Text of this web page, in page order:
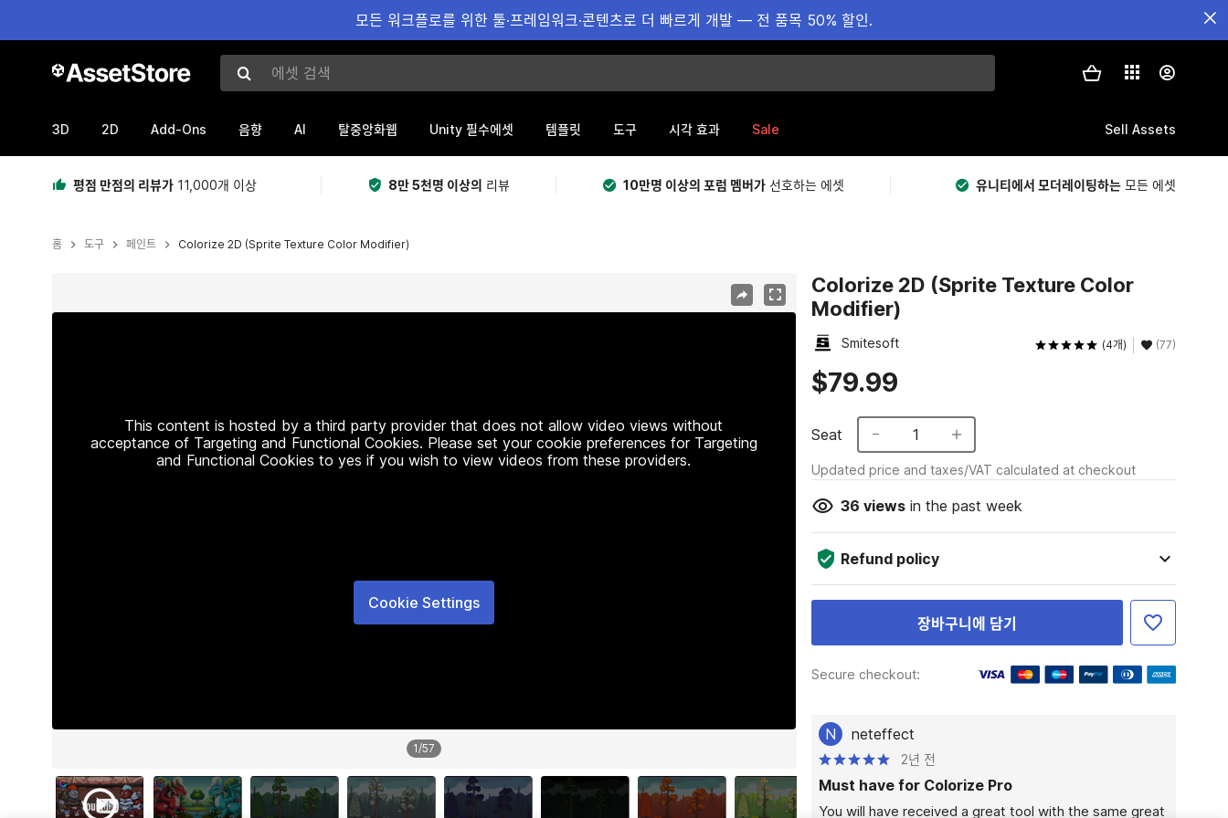
모든 워크플로를 위한 툴·프레임워크·콘텐츠로 더 빠르게 개발 — 전 품목 50% 할인.
에셋 검색
3D 2D Add-Ons 음향 AI 탈중앙화웹 Unity 필수에셋 템플릿 도구 시각 효과 Sale Sell Assets
평점 만점의 리뷰가 11,000개 이상 8만 5천명 이상의 리뷰 10만명 이상의 포럼 멤버가 선호하는 에셋 유니티에서 모더레이팅하는 모든 에셋
홈 도구 페인트 Colorize 2D (Sprite Texture Color Modifier)
This content is hosted by a third party provider that does not allow video views without
acceptance of Targeting and Functional Cookies. Please set your cookie preferences for Targeting
and Functional Cookies to yes if you wish to view videos from these providers.
Cookie Settings
1/57
Colorize 2D (Sprite Texture Color
Modifier)
Smitesoft (4개) (77)
$79.99
Seat 1
Updated price and taxes/VAT calculated at checkout
36 viewsin the past week
Refund policy
장바구니에 담기
Secure checkout:
N neteffect
2년 전
Must have for Colorize Pro
You will have received a great tool with the same great